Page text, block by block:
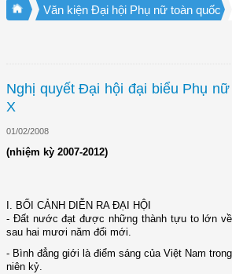
Văn kiện Đại hội Phụ nữ toàn quốc
Nghị quyết Đại hội đại biểu Phụ
X
01/02/2008
(nhiệm kỳ 2007-2012)
I. BỐI CẢNH DIỄN RA ĐẠI HỘI
- Đất n­ước đạt đư­ợc những thành tựu to lớn
sau hai mư­ơi năm đổi mới.
- Bình đẳng giới là điểm sáng của Việt Nam
niên kỷ.